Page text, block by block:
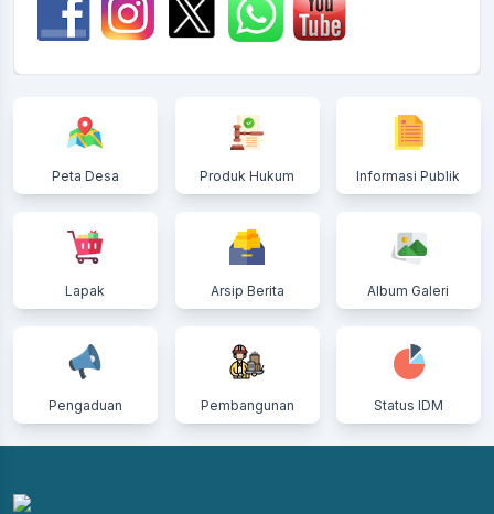
Peta Desa Produk Hukum Informasi Publik
Lapak Arsip Berita Album Galeri
Pengaduan Pembangunan Status IDM